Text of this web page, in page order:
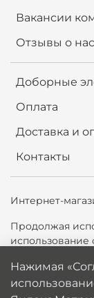
Вакансии
Отзывы о нас
Доборные
Оплата
Доставка и
Контакты
Интернет-
Продолжая
использование
можете
Политика
Нажимая